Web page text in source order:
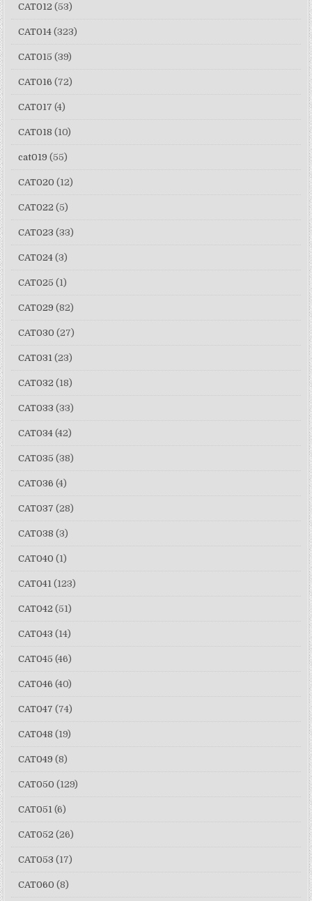
CAT012 (53)
CAT014 (323)
CAT015 (39)
CAT016 (72)
CAT017 (4)
CAT018 (10)
cat019 (55)
CAT020 (12)
CAT022 (5)
CAT023 (33)
CAT024 (3)
CAT025 (1)
CAT029 (82)
CAT030 (27)
CAT031 (23)
CAT032 (18)
CAT033 (33)
CAT034 (42)
CAT035 (38)
CAT036 (4)
CAT037 (28)
CAT038 (3)
CAT040 (1)
CAT041 (123)
CAT042 (51)
CAT043 (14)
CAT045 (46)
CAT046 (40)
CAT047 (74)
CAT048 (19)
CAT049 (8)
CAT050 (129)
CAT051 (6)
CAT052 (26)
CAT053 (17)
CAT060 (8)